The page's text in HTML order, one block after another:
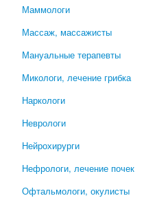
Маммологи
Массаж, массажисты
Мануальные терапевты
Микологи, лечение грибка
Наркологи
Неврологи
Нейрохирурги
Нефрологи, лечение почек
Офтальмологи, окулисты